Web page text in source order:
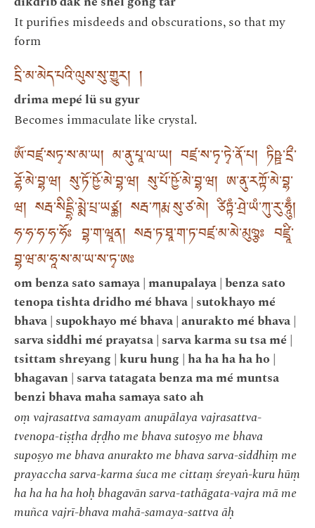
It purifies misdeeds and obscurations, so that my
form
དྲི་མ་མེད་པའི་ལུས་སུ་གྱུར། །
drima mepé lü su gyur
Becomes immaculate like crystal.
ཨོཾ་བཛྲ་སཏྭ་ས་མ་ཡ། མ་ནུ་པཱ་ལ་ཡ། བཛྲ་ས་ཏྭ་ཏྭེ་ནོ་པ། ཏིཥྛ་དྲྀ་
ཌྷོ་མེ་བྷ་ཝ། སུ་ཏོ་ཥྱོ་མེ་བྷ་ཝ། སུ་པོ་ཥྱོ་མེ་བྷ་ཝ། ཨ་ནུ་རཀྟོ་མེ་བྷ་
ཝ། སརྦ་སིདྡྷི་མྨེ་པྲ་ཡཙྪ། སརྦ་ཀརྨ་སུ་ཙ་མེ། ཙིཏྟཾ་ཤྲེ་ཡཾ་ཀུ་རུ་ཧཱུྃ།
ཧ་ཧ་ཧ་ཧ་ཧོཿ བྷ་ག་ཝཱན། སརྦ་ཏ་ཐཱ་ག་ཏ་བཛྲ་མ་མེ་མུཉྩཿ བཛྲཱི་
བྷ་ཝ་མ་ཧཱ་ས་མ་ཡ་ས་ཏྭ་ཨཿ
om benza sato samaya | manupalaya | benza sato
tenopa tishta dridho mé bhava | sutokhayo mé
bhava | supokhayo mé bhava | anurakto mé bhava |
sarva siddhi mé prayatsa | sarva karma su tsa mé |
tsittam shreyang | kuru hung | ha ha ha ha ho |
bhagavan | sarva tatagata benza ma mé muntsa
benzi bhava maha samaya sato ah
oṃ vajrasattva samayam anupālaya vajrasattva-
tvenopa-tiṣṭha dṛḍho me bhava sutoṣyo me bhava
supoṣyo me bhava anurakto me bhava sarva-siddhiṃ me
prayaccha sarva-karma śuca me cittaṃ śreyaṅ-kuru hūṃ
ha ha ha ha hoḥ bhagavān sarva-tathāgata-vajra mā me
muñca vajrī-bhava mahā-samaya-sattva āḥ